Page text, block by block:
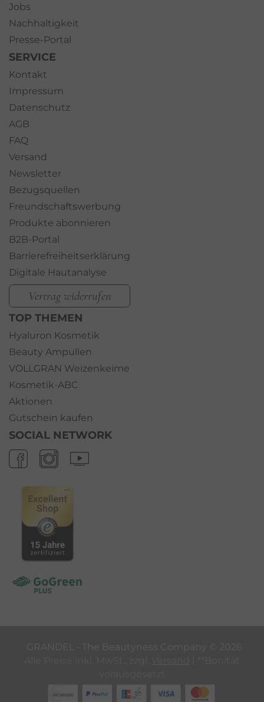
Jobs
Nachhaltigkeit
Presse-Portal
SERVICE
Kontakt
Impressum
Datenschutz
AGB
FAQ
Versand
Newsletter
Bezugsquellen
Freundschaftswerbung
Produkte abonnieren
B2B-Portal
Barrierefreiheitserklärung
Digitale Hautanalyse
Vertrag widerrufen
TOP THEMEN
Hyaluron Kosmetik
Beauty Ampullen
VOLLGRAN Weizenkeime
Kosmetik-ABC
Aktionen
Gutschein kaufen
SOCIAL NETWORK
GRANDEL ‐ The Beautyness Company © 2026